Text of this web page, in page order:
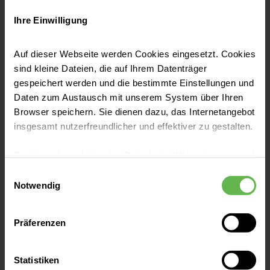
Ihre Einwilligung
Auf dieser Webseite werden Cookies eingesetzt. Cookies
sind kleine Dateien, die auf Ihrem Datenträger
gespeichert werden und die bestimmte Einstellungen und
Daten zum Austausch mit unserem System über Ihren
Browser speichern. Sie dienen dazu, das Internetangebot
insgesamt nutzerfreundlicher und effektiver zu gestalten.
eingesetzt werden.
Es steht Ihnen frei, unsere Seite mit nur den notwendigen
Cookies zu benutzen, eine individuelle Auswahl
oder durch Auswahl von „Alle Cookies akzeptieren“ in die
Notwendig
Präferenzen
Statistiken
Karrieremöglichkeiten in einem innovativen
Fachbereiche
Zentren